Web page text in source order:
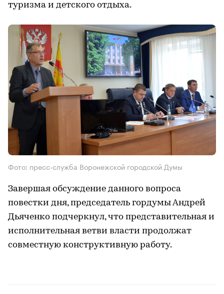
туризма и детского отдыха.
Фото: пресс-служба Воронежской городской Думы
Завершая обсуждение данного вопроса
повестки дня, председатель гордумы Андрей
Дьяченко подчеркнул, что представительная и
исполнительная ветви власти продолжат
совместную конструктивную работу.